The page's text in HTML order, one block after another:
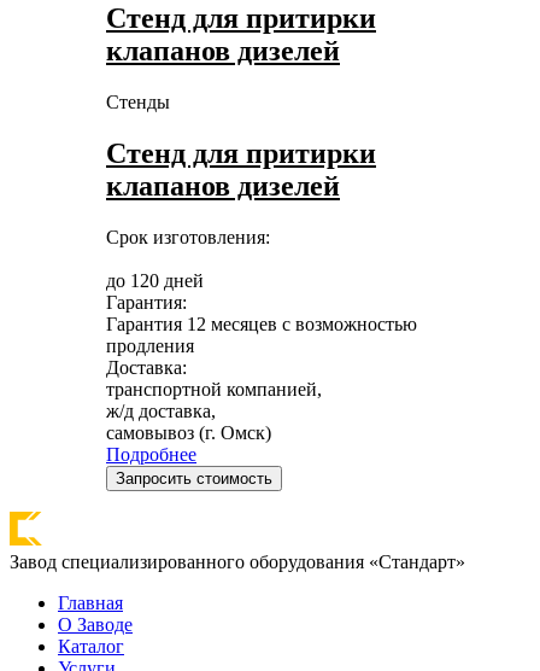
Стенд для притирки
клапанов дизелей
Стенды
Стенд для притирки
клапанов дизелей
Срок изготовления:
до 120 дней
Гарантия:
Гарантия 12 месяцев с возможностью
продления
Доставка:
транспортной компанией,
ж/д доставка,
самовывоз (г. Омск)
Подробнее
Запросить стоимость
Завод специализированного оборудования «Стандарт»
Главная
О Заводе
Каталог